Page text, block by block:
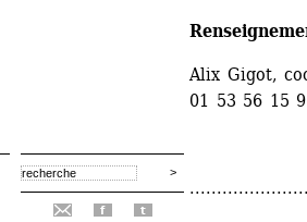
f t
Alix Gigot,
01 53 56 15